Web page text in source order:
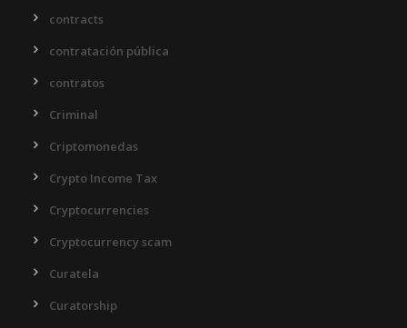
contracts
contratación pública
contratos
Criminal
Criptomonedas
Crypto Income Tax
Cryptocurrencies
Cryptocurrency scam
Curatela
Curatorship